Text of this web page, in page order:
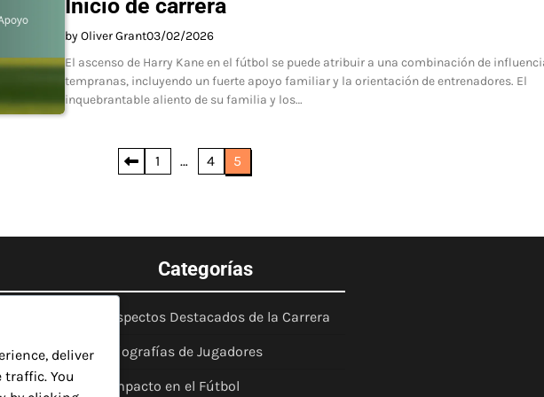
Inicio de carrera
by Oliver Grant03/02/2026
El ascenso de Harry Kane en el fútbol se puede atribuir a una combinación de
tempranas, incluyendo un fuerte apoyo familiar y la orientación de entrenadores. El
inquebrantable aliento de su familia y los…
1 … 4 5
Categorías
Aspectos Destacados de la Carrera
Biografías de Jugadores
Impacto en el Fútbol
deliver
traffic. You